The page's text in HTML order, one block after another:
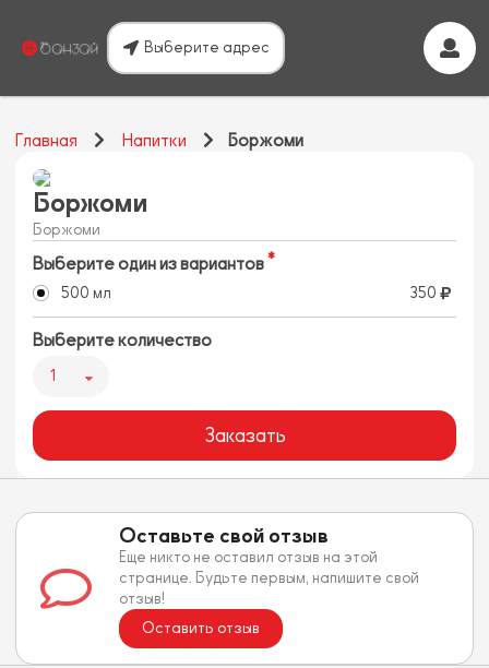
Выберите адрес
Главная Напитки Боржоми
Боржоми
Боржоми
Выберите один из вариантов
500 мл 350
Выберите количество
1
Заказать
Оставьте свой отзыв
Еще никто не оставил отзыв на этой
странице. Будьте первым, напишите свой
отзыв!
Оставить отзыв